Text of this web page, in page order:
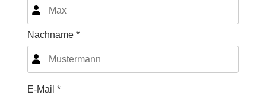
Nachname *
E-Mail *